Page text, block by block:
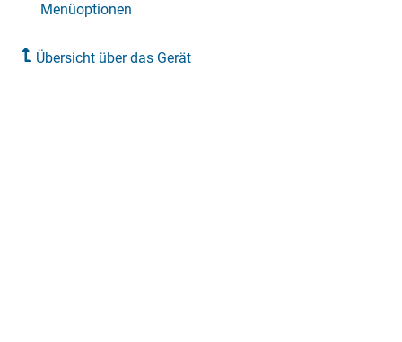
Menüoptionen
Übersicht über das Gerät